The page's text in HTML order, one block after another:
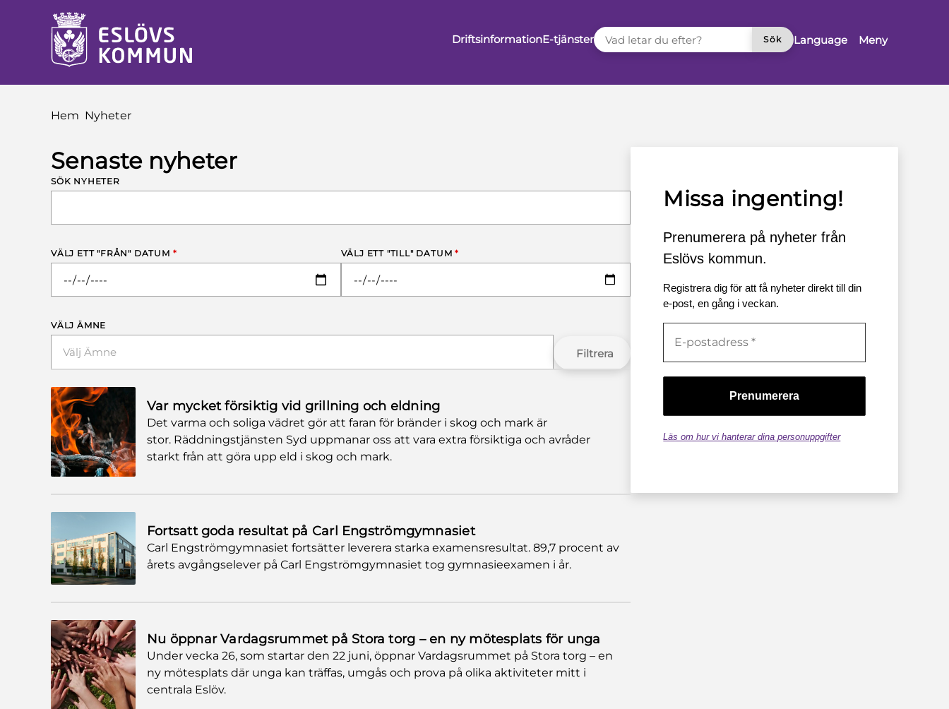
till innehåll
DriftsinformationE-tjänster
VAD LETAR DU EFTER?
Sök
Language Meny
Du är här:
Hem Nyheter
Senaste nyheter
SÖK NYHETER
VÄLJ ETT "FRÅN" DATUM * VÄLJ ETT "TILL" DATUM*
VÄLJ ÄMNE
Välj Ämne Filtrera
Var mycket försiktig vid grillning och eldning
Det varma och soliga vädret gör att faran för bränder i skog och mark är
stor. Räddningstjänsten Syd uppmanar oss att vara extra försiktiga och avråder
starkt från att göra upp eld i skog och mark.
Fortsatt goda resultat på Carl Engströmgymnasiet
Carl Engströmgymnasiet fortsätter leverera starka examensresultat. 89,7 procent av
årets avgångselever på Carl Engströmgymnasiet tog gymnasieexamen i år.
Nu öppnar Vardagsrummet på Stora torg – en ny mötesplats för unga
Under vecka 26, som startar den 22 juni, öppnar Vardagsrummet på Stora torg – en
ny mötesplats där unga kan träffas, umgås och prova på olika aktiviteter mitt i
centrala Eslöv.
Missa ingenting!
Prenumerera på nyheter från
Eslövs kommun.
Registrera dig för att få nyheter direkt till din
e-post, en gång i veckan.
Läs om hur vi hanterar dina personuppgifter